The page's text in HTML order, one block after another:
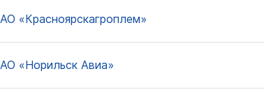
АО «Красноярскагроплем»
АО «Норильск Авиа»